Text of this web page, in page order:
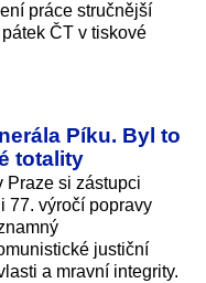
práce stručnější
ČT v tiskové
Píku. Byl to
totality
Praze si zástupci
77. výročí popravy
justiční
a mravní integrity.